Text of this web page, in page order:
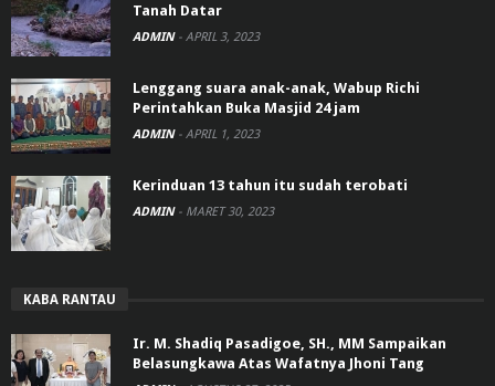
Tanah Datar
ADMIN - APRIL 3, 2023
Lenggang suara anak-anak, Wabup Richi
Perintahkan Buka Masjid 24 jam
ADMIN - APRIL 1, 2023
Kerinduan 13 tahun itu sudah terobati
ADMIN - MARET 30, 2023
KABA RANTAU
Ir. M. Shadiq Pasadigoe, SH., MM Sampaikan
Belasungkawa Atas Wafatnya Jhoni Tang